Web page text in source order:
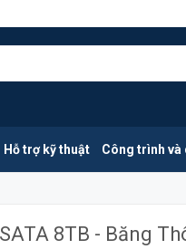
Hỗ trợ kỹ thuật Công trình và
8TB - Băng
MUA